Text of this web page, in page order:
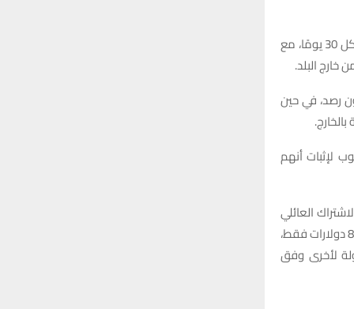
ولضمان الالتزام بالقواعد، يعتمد يوتيوب على التحقق من الموقع عبر عناوين IP ونظام GPS كل 30 يومًا، مع
البلد.
رصد، في حين
لإثبات أنهم
العائلي
Premium Family يبلغ نحو 23 دولارًا شهريًا، في حين تتوفر خطة Premium Lite للأفراد مقابل 8 دولارات فقط،
من دولة لأخرى وفق